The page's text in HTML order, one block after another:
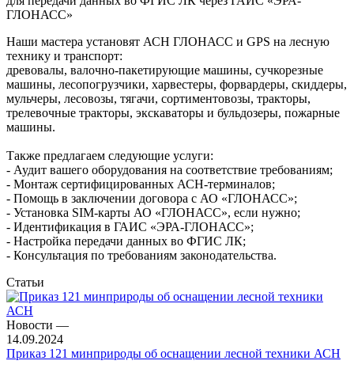
ГЛОНАСС»
Наши мастера установят АСН ГЛОНАСС и GPS на лесную
технику и транспорт:
древовалы, валочно-пакетирующие машины, сучкорезные
машины, лесопогрузчики, харвестеры, форвардеры, скиддеры,
мульчеры, лесовозы, тягачи, сортиментовозы, тракторы,
трелевочные тракторы, экскаваторы и бульдозеры, пожарные
машины.
Также предлагаем следующие услуги:
- Аудит вашего оборудования на соответствие требованиям;
- Монтаж сертифицированных АСН-терминалов;
- Помощь в заключении договора с АО «ГЛОНАСС»;
- Установка SIM-карты АО «ГЛОНАСС», если нужно;
- Идентификация в ГАИС «ЭРА-ГЛОНАСС»;
- Настройка передачи данных во ФГИС ЛК;
- Консультация по требованиям законодательства.
Статьи
Новости —
14.09.2024
Приказ 121 минприроды об оснащении лесной техники АСН